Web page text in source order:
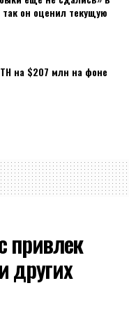
он оценил текущую
на $207 млн на фоне
привлек
других